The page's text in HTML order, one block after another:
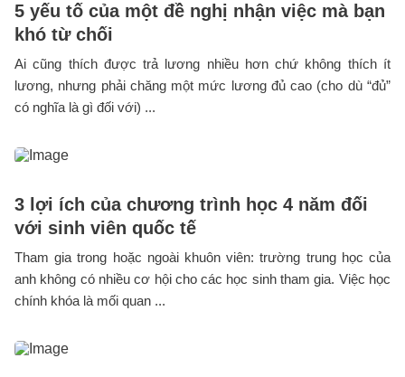
5 yếu tố của một đề nghị nhận việc mà bạn
khó từ chối
Ai cũng thích được trả lương nhiều hơn chứ không thích ít
lương, nhưng phải chăng một mức lương đủ cao (cho dù “đủ”
có nghĩa là gì đối với) ...
3 lợi ích của chương trình học 4 năm đối
với sinh viên quốc tế
Tham gia trong hoặc ngoài khuôn viên: trường trung học của
anh không có nhiều cơ hội cho các học sinh tham gia. Việc học
chính khóa là mối quan ...